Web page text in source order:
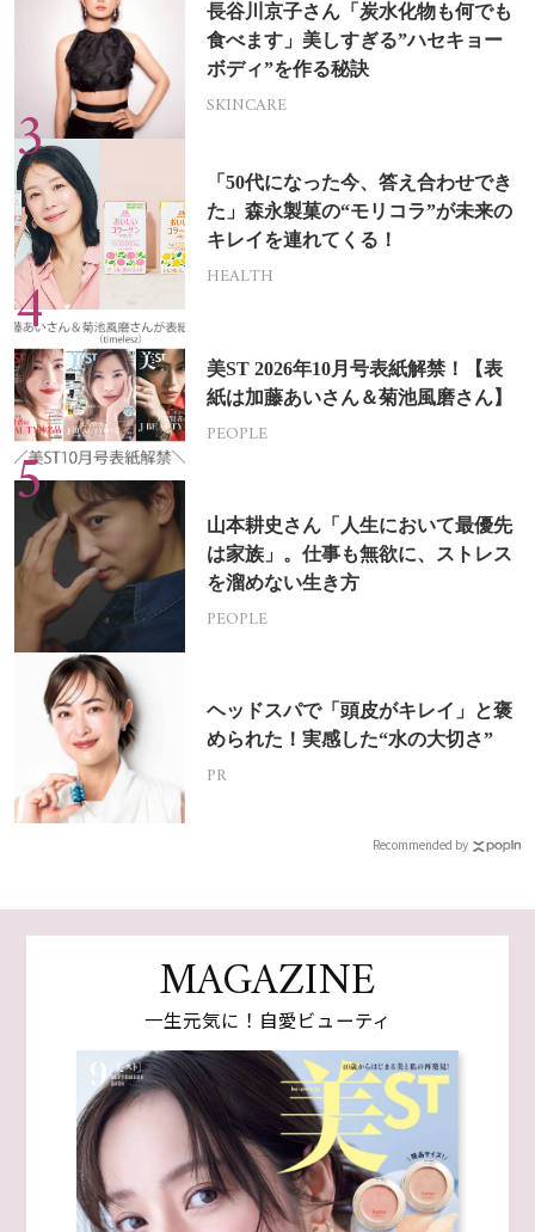
長谷川京子さん「炭水化物も何でも
食べます」美しすぎる”ハセキョー
ボディ”を作る秘訣
SKINCARE
「50代になった今、答え合わせでき
た」森永製菓の“モリコラ”が未来の
キレイを連れてくる！
HEALTH
美ST 2026年10月号表紙解禁！【表
紙は加藤あいさん＆菊池風磨さん】
PEOPLE
山本耕史さん「人生において最優先
は家族」。仕事も無欲に、ストレス
を溜めない生き方
PEOPLE
ヘッドスパで「頭皮がキレイ」と褒
められた！実感した“水の大切さ”
PR
Recommended by
MAGAZINE
一生元気に！自愛ビューティ